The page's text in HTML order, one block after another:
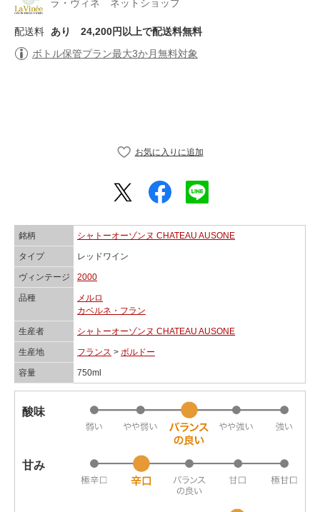
ラ・ヴィネ ネットショップ
配送料 あり
24,200円以上で配送料無料
ボトル保管プラン最大3か月無料対象
銘柄 シャトーオーゾンヌ CHATEAU AUSONE
タイプ レッドワイン
ヴィンテージ 2000
品種
メルロ
カベルネ・フラン
生産者 シャトーオーゾンヌ CHATEAU AUSONE
生産地 フランス > ボルドー
容量 750ml
酸味
甘み